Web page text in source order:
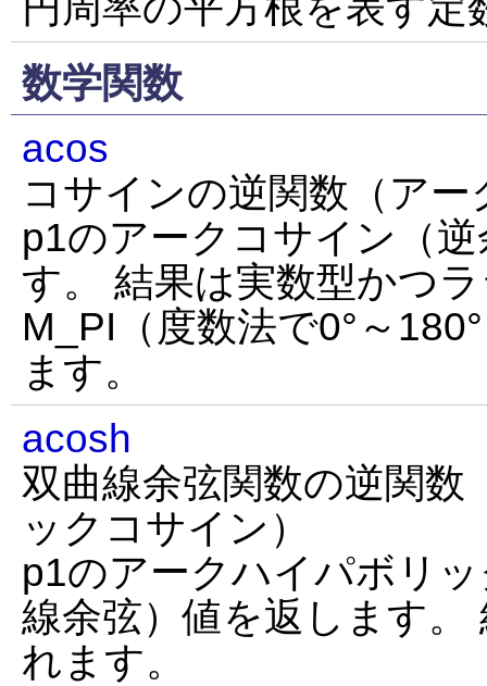
数学関数
acos
コサインの逆関数（ア
p1のアークコサイン（
す。 結果は実数型かつ
M_PI（度数法で0°～
ます。
acosh
双曲線余弦関数の逆関数
ックコサイン）
p1のアークハイパボリ
線余弦）値を返します。
れます。